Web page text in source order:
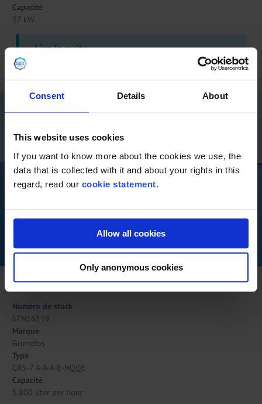
Consent Details About
This website uses cookies
If you want to know more about the cookies we use, the
data that is collected with it and about your rights in this
regard, read our cookie statement.
Allow all cookies
Only anonymous cookies
Capacité
37 kW
Lire la suite
Grundfos CR5-7 A-A-A-E-HQQE
Numéro de stock
STN16159
Marque
Grundfos
Type
CR5-7 A-A-A-E-HQQE
Capacité
5.800 liter per hour